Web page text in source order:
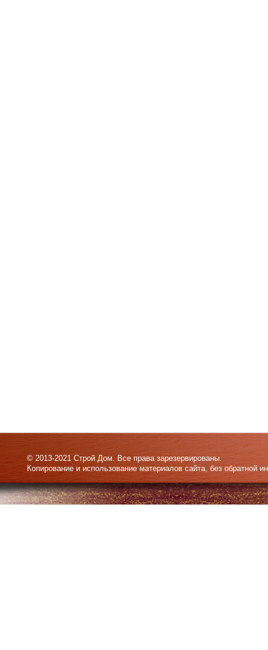
© 2013-2021 Строй Дом. Все права зарезервированы.
Копирование и использование материалов сайта, без обратной